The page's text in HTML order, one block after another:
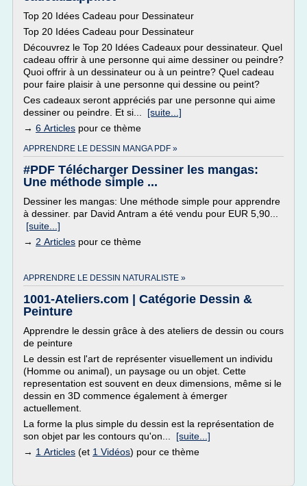
Top 20 Idées Cadeau pour Dessinateur
Top 20 Idées Cadeau pour Dessinateur
Découvrez le Top 20 Idées Cadeaux pour dessinateur. Quel
cadeau offrir à une personne qui aime dessiner ou peindre?
Quoi offrir à un dessinateur ou à un peintre? Quel cadeau
pour faire plaisir à une personne qui dessine ou peint?
Ces cadeaux seront appréciés par une personne qui aime
dessiner ou peindre. Et si... [suite...]
→ 6 Articles pour ce thème
APPRENDRE LE DESSIN MANGA PDF »
#PDF Télécharger Dessiner les mangas:
Une méthode simple ...
Dessiner les mangas: Une méthode simple pour apprendre
à dessiner. par David Antram a été vendu pour EUR 5,90...
[suite...]
→ 2 Articles pour ce thème
APPRENDRE LE DESSIN NATURALISTE »
1001-Ateliers.com | Catégorie Dessin &
Peinture
Apprendre le dessin grâce à des ateliers de dessin ou cours
de peinture
Le dessin est l'art de représenter visuellement un individu
(Homme ou animal), un paysage ou un objet. Cette
representation est souvent en deux dimensions, même si le
dessin en 3D commence également à émerger
actuellement.
La forme la plus simple du dessin est la représentation de
son objet par les contours qu'on... [suite...]
→ 1 Articles (et 1 Vidéos) pour ce thème